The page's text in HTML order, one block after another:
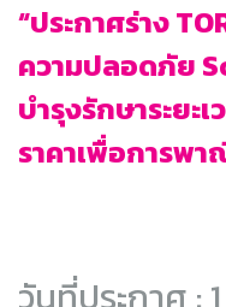
“ประกาศร่าง
ความปลอดภัย
บำรุงรักษาระยะ
ราคาเพื่อการพ